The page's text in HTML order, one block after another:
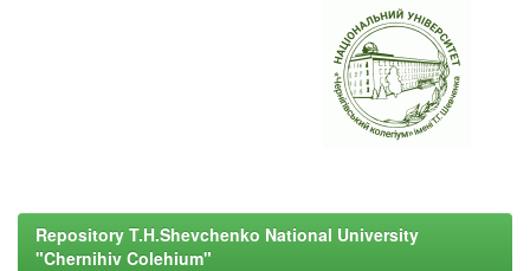
Repository T.H.Shevchenko National University
"Chernihiv Colehium"